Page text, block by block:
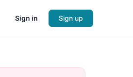
Sign in Sign up